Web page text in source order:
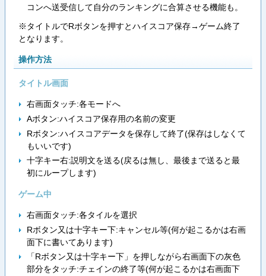
コンへ送受信して自分のランキングに合算させる機能も。
※タイトルでRボタンを押すとハイスコア保存→ゲーム終了
となります。
操作方法
タイトル画面
右画面タッチ:各モードへ
Aボタン:ハイスコア保存用の名前の変更
Rボタン:ハイスコアデータを保存して終了(保存はしなくて
もいいです)
十字キー右:説明文を送る(戻るは無し、最後まで送ると最
初にループします)
ゲーム中
右画面タッチ:各タイルを選択
Rボタン又は十字キー下:キャンセル等(何が起こるかは右画
面下に書いてあります)
「Rボタン又は十字キー下」を押しながら右画面下の灰色
部分をタッチ:チェインの終了等(何が起こるかは右画面下